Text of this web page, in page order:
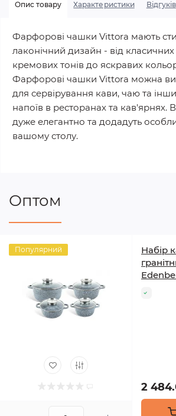
Опис товару Характеристики Відгуків
Фарфорові чашки Vittora мають
лаконічний дизайн - від класичних
кремових тонів до яскравих
Фарфорові чашки Vittora можна
для сервірування кави, чаю та
напоїв в ресторанах та кав'ярнях.
дуже елегантно та додадуть
вашому столу.
Оптом
Популярний
Набір
2